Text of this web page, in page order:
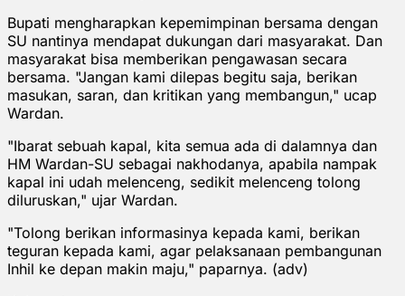
Bupati mengharapkan kepemimpinan bersama dengan
SU nantinya mendapat dukungan dari masyarakat. Dan
masyarakat bisa memberikan pengawasan secara
bersama. "Jangan kami dilepas begitu saja, berikan
masukan, saran, dan kritikan yang membangun," ucap
Wardan.
"Ibarat sebuah kapal, kita semua ada di dalamnya dan
HM Wardan-SU sebagai nakhodanya, apabila nampak
kapal ini udah melenceng, sedikit melenceng tolong
diluruskan," ujar Wardan.
"Tolong berikan informasinya kepada kami, berikan
teguran kepada kami, agar pelaksanaan pembangunan
Inhil ke depan makin maju," paparnya. (adv)